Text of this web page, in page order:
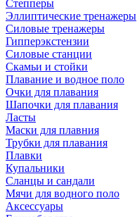
Степперы
Эллиптические тренажеры
Силовые тренажеры
Гипперэкстензии
Силовые станции
Скамьи и стойки
Плавание и водное поло
Очки для плавания
Шапочки для плавания
Ласты
Маски для плавния
Трубки для плавания
Плавки
Купальники
Сланцы и сандали
Мячи для водного поло
Аксессуары